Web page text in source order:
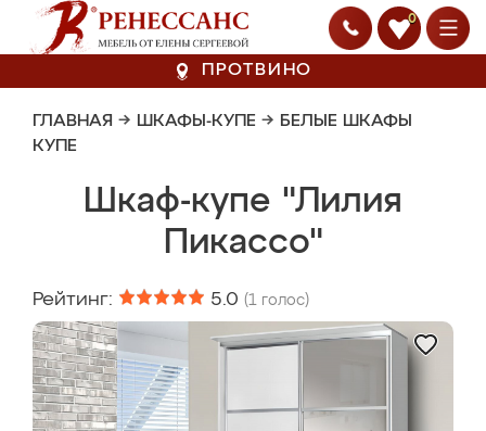
0
ПРОТВИНО
ГЛАВНАЯ → ШКАФЫ-КУПЕ → БЕЛЫЕ ШКАФЫ
КУПЕ
Шкаф-купе "Лилия
Пикассо"
Рейтинг: 5.0 (1 голос)